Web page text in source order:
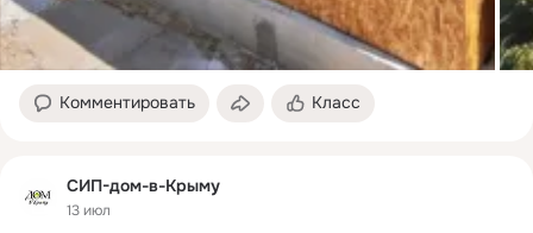
Комментировать Класс
СИП-дом-в-Крыму
13 июл